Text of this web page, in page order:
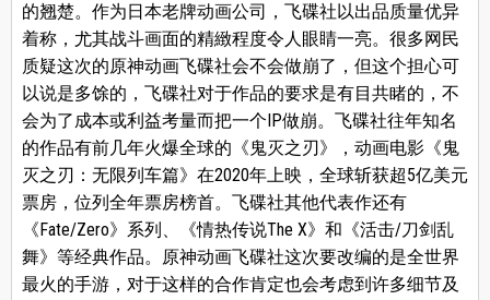
的翘楚。作为日本老牌动画公司，飞碟社以出品质量优异
着称，尤其战斗画面的精緻程度令人眼睛一亮。很多网民
质疑这次的原神动画飞碟社会不会做崩了，但这个担心可
以说是多馀的，飞碟社对于作品的要求是有目共睹的，不
会为了成本或利益考量而把一个IP做崩。飞碟社往年知名
的作品有前几年火爆全球的《鬼灭之刃》，动画电影《鬼
灭之刃：无限列车篇》在2020年上映，全球斩获超5亿美元
票房，位列全年票房榜首。飞碟社其他代表作还有
《Fate/Zero》系列、《情热传说The X》和《活击/刀剑乱
舞》等经典作品。原神动画飞碟社这次要改编的是全世界
最火的手游，对于这样的合作肯定也会考虑到许多细节及